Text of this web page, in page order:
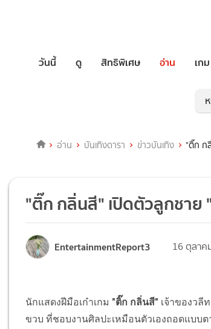
วันนี้ ดู สิทธิพิเศษ อ่าน เกม
อ่าน บันเทิงดารา ข่าวบันเทิง "ติ๊ก ก
"ติ๊ก กลิ่นสี" เปิดตัวลูกชา
EntertainmentReport3 16 ตุลาค
นักแสดงฝีมือเก๋าเกม "ติ๊ก กลิ่นสี" เจ้าของวลี
ขวบ ที่ชอบงานศิลปะเหมือนตัวเองถอดแบบ